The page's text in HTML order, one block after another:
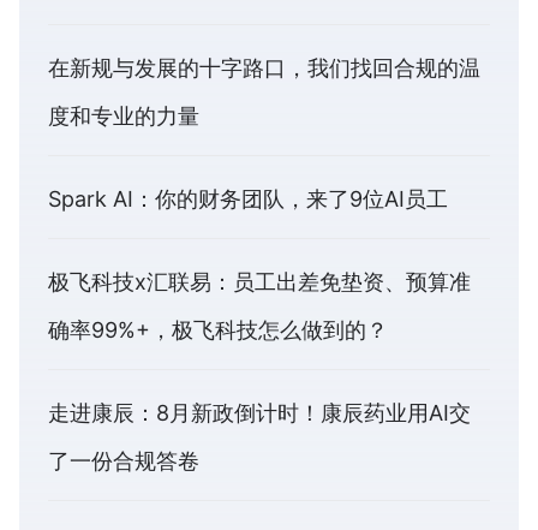
在新规与发展的十字路口，我们找回合规的温
度和专业的力量
Spark AI：你的财务团队，来了9位AI员工
极飞科技x汇联易：员工出差免垫资、预算准
确率99%+，极飞科技怎么做到的？
走进康辰：8月新政倒计时！康辰药业用AI交
了一份合规答卷